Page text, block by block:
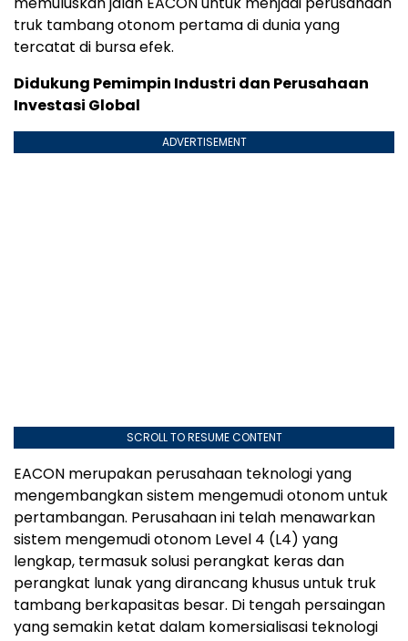
truk tambang otonom pertama di dunia yang
tercatat di bursa efek.
Didukung Pemimpin Industri dan Perusahaan
Investasi Global
ADVERTISEMENT
SCROLL TO RESUME CONTENT
EACON merupakan perusahaan teknologi yang
mengembangkan sistem mengemudi otonom untuk
pertambangan. Perusahaan ini telah menawarkan
sistem mengemudi otonom Level 4 (L4) yang
lengkap, termasuk solusi perangkat keras dan
perangkat lunak yang dirancang khusus untuk truk
tambang berkapasitas besar. Di tengah persaingan
yang semakin ketat dalam komersialisasi teknologi